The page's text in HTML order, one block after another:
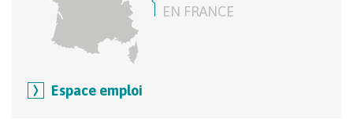
EN FRANCE
Espace emploi